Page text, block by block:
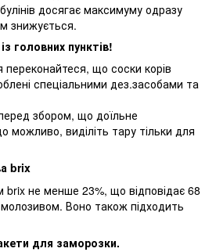
досягає максимуму одразу
знижується.
головних пунктів!
що соски корів
спеціальними дез.засобами та
збором, що доїльне
можливо, виділіть тару тільки для
brix
brix не менше 23%, що відповідає 68
Воно також підходить
для заморозки.